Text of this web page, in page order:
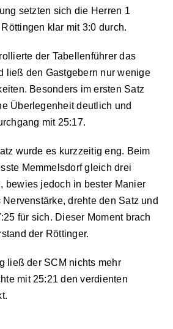
setzten sich die Herren 1
klar mit 3:0 durch.
der Tabellenführer das
ließ den Gastgebern nur wenige
Besonders im ersten Satz
Überlegenheit deutlich und
mit 25:17.
wurde es kurzzeitig eng. Beim
Memmelsdorf gleich drei
bewies jedoch in bester Manier
drehte den Satz und
für sich. Dieser Moment brach
der Röttinger.
ließ der SCM nichts mehr
mit 25:21 den verdienten